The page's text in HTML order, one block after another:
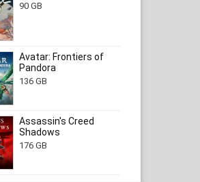
90 GB
Avatar: Frontiers of
Pandora
136 GB
Assassin's Creed
Shadows
176 GB